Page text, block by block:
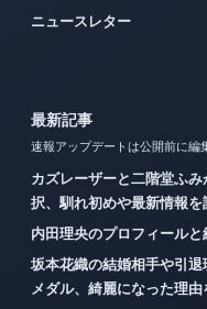
ニュースレター
最新記事
速報アップデートは公開前に編
カズレーザーと二階堂ふ
択、馴れ初めや最新情報を
内田理央のプロフィール
坂本花織の結婚相手や引
メダル、綺麗になった理由